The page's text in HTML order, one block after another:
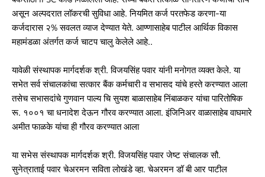
असून अल्पदरात लॉकरची सुविधा आहे. नियमित कर्ज परतफेड करणा-या
कर्जदारास २% सवलत व्याज देण्यात येते. आण्णासाहेब पाटील आर्थिक विकास
महामंडळा अंतर्गत कर्ज चाटप चालु केलेले आहे..
यावेळी संस्थापक मार्गदर्शक श्री. विजयसिंह पवार यांनी मनोगत व्यक्त केले. या
सभेत सर्व संचालकांचा सत्कार बैंक कर्मचारी व सभासद यांचे हस्ते करण्यात आला
तसेच सभासदांचे गुणवान पाल्य चि सुयश बाळासाहेब निंबाळकर यांचा पारितोषिक
रू. १००१ चा धनादेश देऊन गौरव करण्यात आला. इंजिनिअर वाळासाहेब वाघमारे
अमीत फाळके यांचा ही गौरव करण्यात आला
या सभेस संस्थापक मार्गदर्शक श्री. विजयसिंह पवार जेष्ट संचालक सौ.
सुनेत्राताई पवार चेअरमन सविता लोखंडे व्हा. चेअरमन डॉ बी आर पाटील